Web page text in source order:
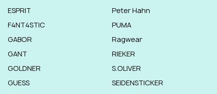
ESPRIT
F4NT4STIC
GABOR
GANT
GOLDNER
GUESS
Peter Hahn
PUMA
Ragwear
RIEKER
S.OLIVER
SEIDENSTICKER